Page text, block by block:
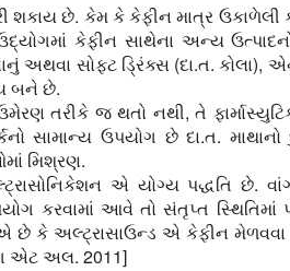
છે. કેમ કે કેફીન માત્ર ઉકાળેલી
કેફીન સાથેના અન્ય
સોફ્ટ ડ્રિંક્સ (દા.ત. કોલા),
બને છે.
તરીકે જ થતો નથી, તે
સામાન્ય ઉપયોગ છે દા.ત.
મિશ્રણ.
એ યોગ્ય પદ્ધતિ છે.
કરવામાં આવે તો સંતૃપ્ત સ્થિતિમાં
છે કે અલ્ટ્રાસાઉન્ડ એ કેફીન
એટ અલ. 2011]